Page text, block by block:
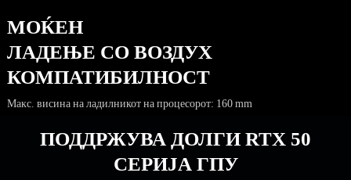
МОЌЕН
ЛАДЕЊЕ СО ВОЗДУХ
КОМПАТИБИЛНОСТ
Макс. висина на ладилникот на процесорот: 160 mm
ПОДДРЖУВА ДОЛГИ RTX 50
СЕРИЈА ГПУ